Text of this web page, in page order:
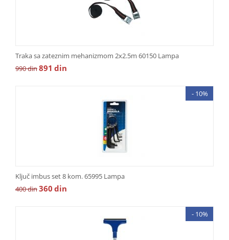
Traka sa zateznim mehanizmom 2x2.5m 60150 Lampa
990din891 din
- 10%
Ključ imbus set 8 kom. 65995 Lampa
400din360 din
- 10%